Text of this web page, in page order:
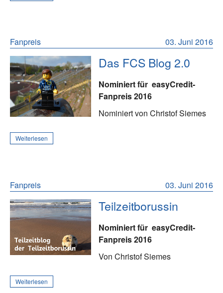
03. Juni 2016
Fanpreis
Das FCS Blog 2.0
Nominiert für easyCredit-
Fanpreis 2016
Nominiert von Christof Siemes
Weiterlesen
03. Juni 2016
Fanpreis
Teilzeitborussin
Nominiert für easyCredit-
Fanpreis 2016
Von Christof Siemes
Weiterlesen